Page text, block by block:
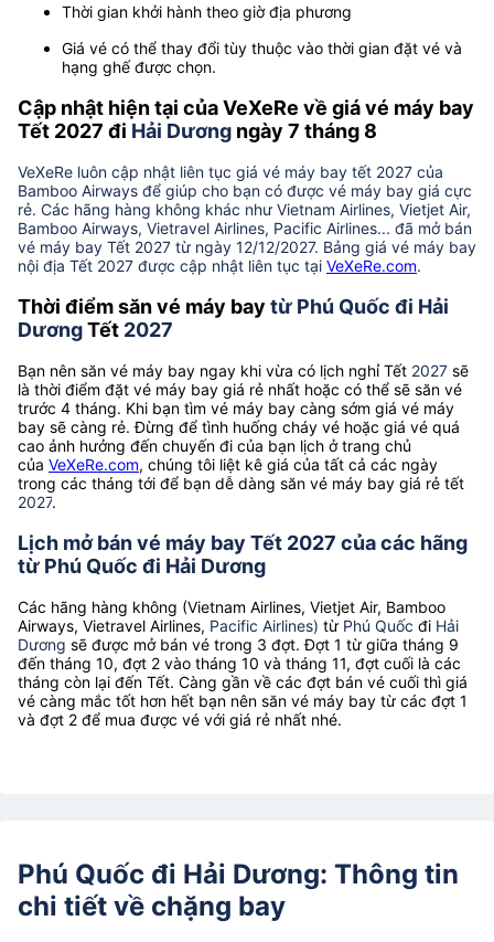
Thời gian khởi hành theo giờ địa phương
Giá vé có thể thay đổi tùy thuộc vào thời gian đặt vé và
hạng ghế được chọn.
Cập nhật hiện tại của VeXeRe về giá vé máy bay
Tết 2027 đi Hải Dương ngày 7 tháng 8
VeXeRe luôn cập nhật liên tục giá vé máy bay tết 2027 của
Bamboo Airways để giúp cho bạn có được vé máy bay giá cực
rẻ. Các hãng hàng không khác như Vietnam Airlines, Vietjet Air,
Bamboo Airways, Vietravel Airlines, Pacific Airlines... đã mở bán
vé máy bay Tết 2027 từ ngày 12/12/2027. Bảng giá vé máy bay
nội địa Tết 2027 được cập nhật liên tục tại VeXeRe.com.
Thời điểm săn vé máy bay từ Phú Quốc đi Hải
DươngTết 2027
Bạn nên săn vé máy bay ngay khi vừa có lịch nghỉ Tết 2027 sẽ
là thời điểm đặt vé máy bay giá rẻ nhất hoặc có thể sẽ săn vé
trước 4 tháng. Khi bạn tìm vé máy bay càng sớm giá vé máy
bay sẽ càng rẻ. Đừng để tình huống cháy vé hoặc giá vé quá
cao ảnh hưởng đến chuyến đi của bạn lịch ở trang chủ
của VeXeRe.com, chúng tôi liệt kê giá của tất cả các ngày
trong các tháng tới để bạn dễ dàng săn vé máy bay giá rẻ tết
2027.
Lịch mở bán vé máy bay Tết 2027 của các hãng
từ Phú Quốc đi Hải Dương
Các hãng hàng không (Vietnam Airlines, Vietjet Air, Bamboo
Airways, Vietravel Airlines, Pacific Airlines) từ Phú Quốc đi Hải
Dương sẽ được mở bán vé trong 3 đợt. Đợt 1 từ giữa tháng 9
đến tháng 10, đợt 2 vào tháng 10 và tháng 11, đợt cuối là các
tháng còn lại đến Tết. Càng gần về các đợt bán vé cuối thì giá
vé càng mắc tốt hơn hết bạn nên săn vé máy bay từ các đợt 1
và đợt 2 để mua được vé với giá rẻ nhất nhé.
Phú Quốc đi Hải Dương: Thông tin
chi tiết về chặng bay